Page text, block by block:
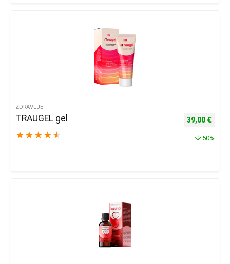
ZDRAVLJE
TRAUGEL gel
★ ★ ★ ★ ★
Izvorna
39,00 €
50%